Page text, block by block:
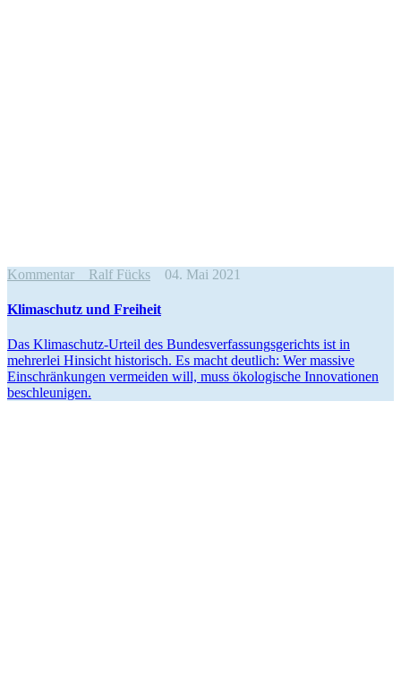
Kommentar Ralf Fücks 04. Mai 2021
Klima­schutz und Freiheit
Das Klima­­schutz-Urteil des Bundes­ver­fas­sungs­ge­richts ist in
mehrerlei Hinsicht histo­risch. Es macht deutlich: Wer massive
Einschrän­kungen vermeiden will, muss ökolo­gische Innova­tionen
beschleunigen.